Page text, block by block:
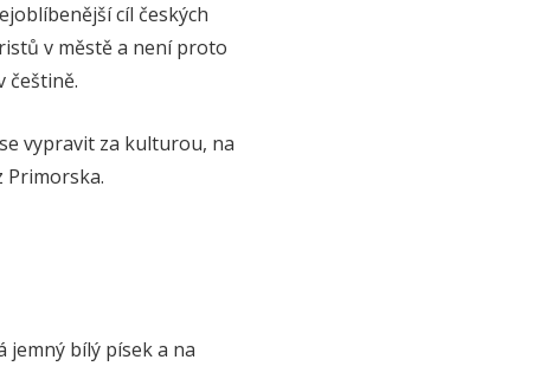
cíl českých
v městě a není proto
češtině.
vypravit za kulturou, na
Primorska.
jemný bílý písek a na